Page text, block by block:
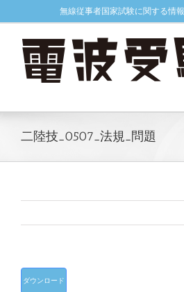
to
無線従事者国家試験に関する情
二陸技_0507_法規_問題
ダウンロード